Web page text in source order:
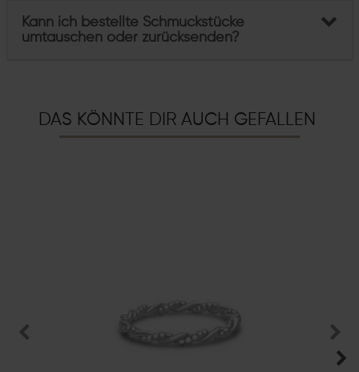
Kann ich bestellte Schmuckstücke
umtauschen oder zurücksenden?
DAS KÖNNTE DIR AUCH GEFALLEN